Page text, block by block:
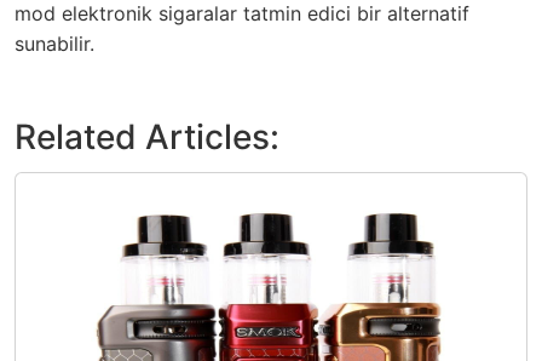
mod elektronik sigaralar tatmin edici bir alternatif
sunabilir.
Related Articles: